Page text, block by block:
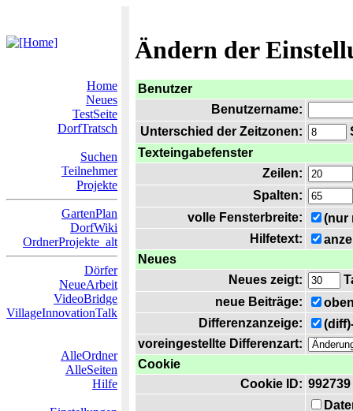
Ändern der
Home
Neues
TestSeite
DorfTratsch
Suchen
Teilnehmer
Projekte
GartenPlan
DorfWiki
OrdnerProjekte_alt
Dörfer
NeueArbeit
VideoBridge
VillageInnovationTalk
AlleOrdner
AlleSeiten
Hilfe
Benutzer
Benutzername:
Unterschied der Zeitzonen:
Texteingabefenster
Zeilen:
Spalten:
volle Fensterbreite:
(nur
Hilfetext:
Neues
Neues zeigt:
neue Beiträge:
Differenzanzeige:
voreingestellte Differenzart:
Cookie
Cookie ID: 992739